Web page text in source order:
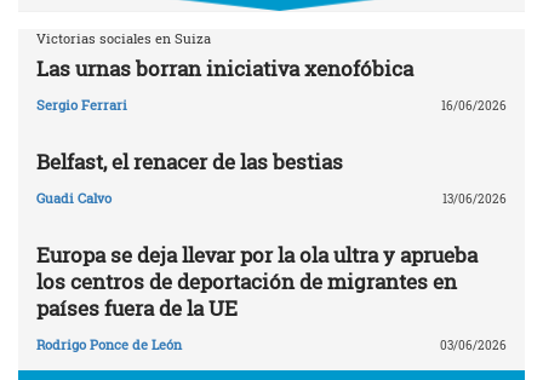
Victorias sociales en Suiza
Las urnas borran iniciativa xenofóbica
Sergio Ferrari 16/06/2026
Belfast, el renacer de las bestias
Guadi Calvo 13/06/2026
Europa se deja llevar por la ola ultra y aprueba
los centros de deportación de migrantes en
países fuera de la UE
Rodrigo Ponce de León 03/06/2026